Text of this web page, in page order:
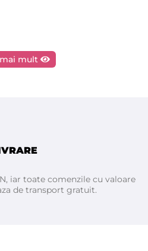
mult
iar toate comenzile cu valoare
de transport gratuit.